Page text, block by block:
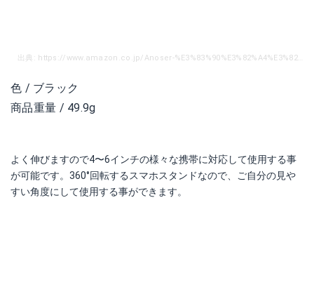
色 / ブラック
商品重量 / 49.9g
よく伸びますので4〜6インチの様々な携帯に対応して使用する事
が可能です。360°回転するスマホスタンドなので、ご自分の見や
すい角度にして使用する事ができます。